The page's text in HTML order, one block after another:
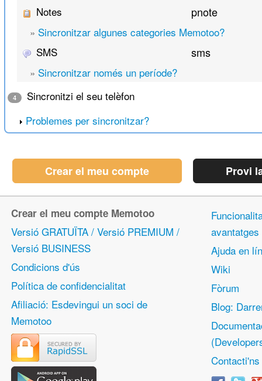
Notes
pnote
» Sincronitzar algunes categories Memotoo?
SMS
sms
» Sincronitzar només un període?
4
Sincronitzi el seu telèfon
Problemes per sincronitzar?
Crear el meu compte Provi
Crear el meu compte Memotoo
Versió GRATUÏTA / Versió PREMIUM /
Versió BUSINESS
Condicions d'ús
Política de confidencialitat
Afiliació: Esdevingui un soci de
Memotoo
Ajuda en
Wiki
Fòrum
Blog:
Contacti'ns